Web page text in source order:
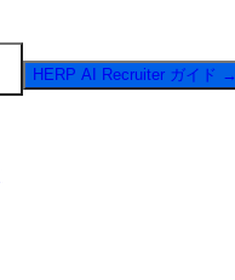
HERP AI Recruiter ガイド →